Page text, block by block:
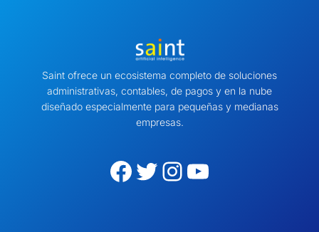
Saint ofrece un ecosistema completo de soluciones
administrativas, contables, de pagos y en la nube
diseñado especialmente para pequeñas y medianas
empresas.
Facebook Twitter Instagram YouTube